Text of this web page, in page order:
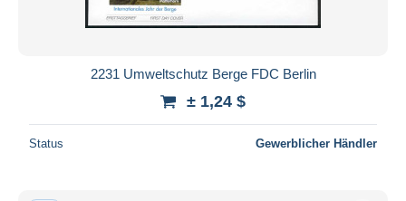
2231 Umweltschutz Berge FDC Berlin
± 1,24 $
Status Gewerblicher Händler